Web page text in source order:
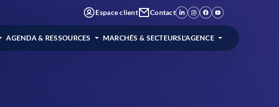
Espace client Contact
AGENDA & RESSOURCES MARCHÉS & SECTEURSL'AGENCE